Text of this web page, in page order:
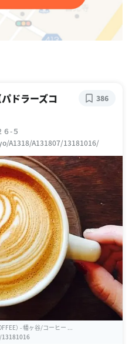
ドラーズコ
-５
A1318/A131807/13181016/
386
） - 幡ヶ谷/コーヒー ...